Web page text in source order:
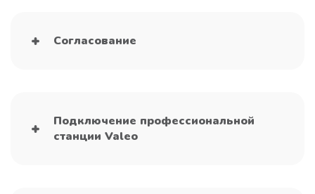
Согласование
Подключение профессиональной
станции Valeo